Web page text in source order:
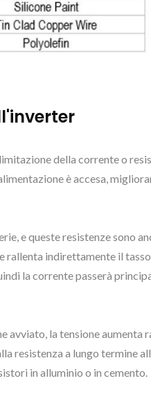
della corrente o
è accesa,
e queste resistenze sono
indirettamente il
la corrente passerà
la tensione aumenta
a lungo termine
in alluminio o in cemento.